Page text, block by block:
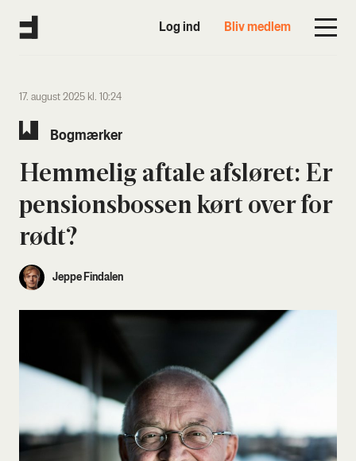
Log ind Bliv medlem
17. august 2025 kl. 10:24
Bog­mær­ker
Hem­me­lig afta­le afslø­ret: Er
pen­sions­bos­sen kørt over for
rødt?
Jeppe Findalen